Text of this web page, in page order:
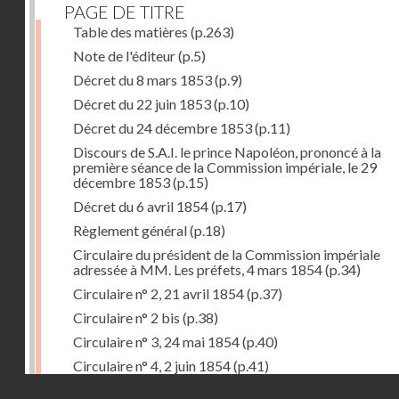
PAGE DE TITRE
Table des matières (p.263)
Note de l'éditeur(p.5)
Décret du 8 mars 1853(p.9)
Décret du 22 juin 1853(p.10)
Décret du 24 décembre 1853(p.11)
Discours de S.A.I. le prince Napoléon, prononcé à la
première séance de la Commission impériale, le 29
décembre 1853(p.15)
Décret du 6 avril 1854(p.17)
Règlement général(p.18)
Circulaire du président de la Commission impériale
adressée à MM. Les préfets, 4 mars 1854(p.34)
Circulaire n° 2, 21 avril 1854(p.37)
Circulaire n° 2 bis (p.38)
Circulaire n° 3, 24 mai 1854(p.40)
Circulaire n° 4, 2 juin 1854(p.41)